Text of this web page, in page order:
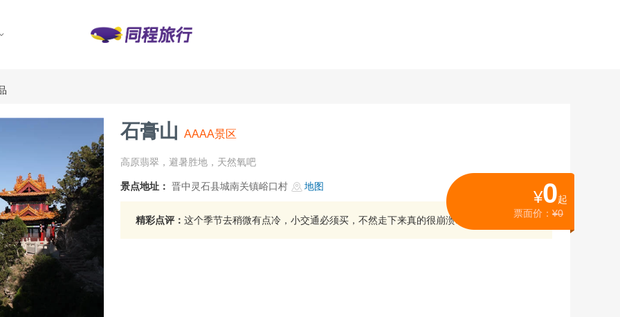
石膏山 AAAA景区
高原翡翠，避暑胜地，天然氧吧
景点地址： 晋中灵石县城南关镇峪口村 地图
精彩点评： 这个季节去稍微有点冷，小交通必须买，不然走下来真的很崩溃...
¥0起
票面价： ¥0